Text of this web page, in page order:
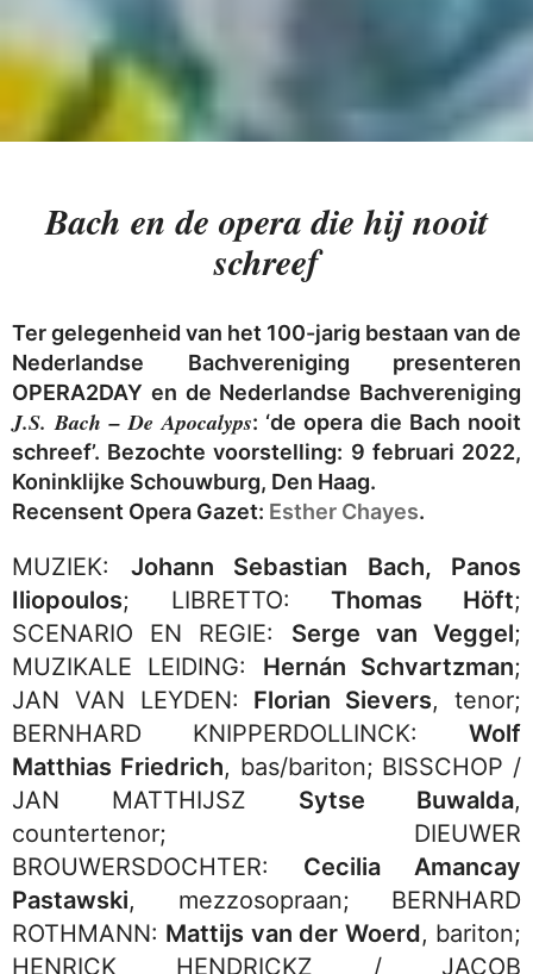
Bach en de opera die hij nooit
schreef
Ter gelegenheid van het 100-jarig bestaan van de
Nederlandse Bachvereniging presenteren
OPERA2DAY en de Nederlandse Bachvereniging
J.S. Bach – De Apocalyps: ‘de opera die Bach nooit
schreef’. Bezochte voorstelling: 9 februari 2022,
Koninklijke Schouwburg, Den Haag.
Recensent Opera Gazet: Esther Chayes.
MUZIEK: Johann Sebastian Bach, Panos
Iliopoulos; LIBRETTO:Thomas Höft;
SCENARIO EN REGIE: Serge van Veggel;
MUZIKALE LEIDING: Hernán Schvartzman;
JAN VAN LEYDEN: Florian Sievers, tenor;
BERNHARD KNIPPERDOLLINCK: Wolf
Matthias Friedrich, bas/bariton; BISSCHOP /
JAN MATTHIJSZ Sytse Buwalda,
countertenor; DIEUWER
BROUWERSDOCHTER: Cecilia Amancay
Pastawski, mezzosopraan; BERNHARD
ROTHMANN: Mattijs van der Woerd, bariton;
HENRICK HENDRICKZ / JACOB